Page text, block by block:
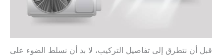
قبل أن نتطرق إلى تفاصيل التركيب، لا بد أن نسلط الضوء على